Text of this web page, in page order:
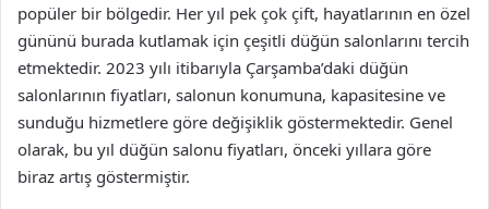
popüler bir bölgedir. Her yıl pek çok çift, hayatlarının en özel
gününü burada kutlamak için çeşitli düğün salonlarını tercih
etmektedir. 2023 yılı itibarıyla Çarşamba’daki düğün
salonlarının fiyatları, salonun konumuna, kapasitesine ve
sunduğu hizmetlere göre değişiklik göstermektedir. Genel
olarak, bu yıl düğün salonu fiyatları, önceki yıllara göre
biraz artış göstermiştir.